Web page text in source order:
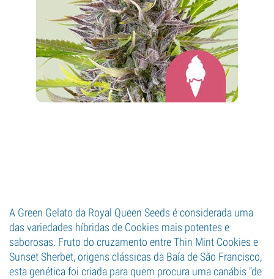
A Green Gelato da Royal Queen Seeds é considerada uma
das variedades híbridas de Cookies mais potentes e
saborosas. Fruto do cruzamento entre Thin Mint Cookies e
Sunset Sherbet, origens clássicas da Baía de São Francisco,
esta genética foi criada para quem procura uma canábis "de